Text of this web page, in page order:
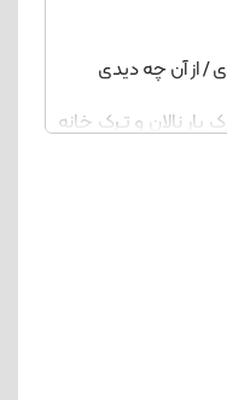
/ از آن چه دیدی
نالان و تـرک خانه
به یاری / در کف‌
بر من
/ خون شدی از این